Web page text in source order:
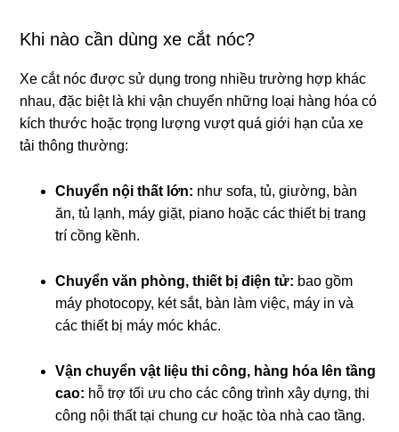
Khi nào cần dùng xe cắt nóc?
Xe cắt nóc được sử dụng trong nhiều trường hợp khác
nhau, đặc biệt là khi vận chuyển những loại hàng hóa có
kích thước hoặc trọng lượng vượt quá giới hạn của xe
tải thông thường:
Chuyển nội thất lớn: như sofa, tủ, giường, bàn
ăn, tủ lạnh, máy giặt, piano hoặc các thiết bị trang
trí cồng kềnh.
Chuyển văn phòng, thiết bị điện tử: bao gồm
máy photocopy, két sắt, bàn làm việc, máy in và
các thiết bị máy móc khác.
Vận chuyển vật liệu thi công, hàng hóa lên tầng
cao: hỗ trợ tối ưu cho các công trình xây dựng, thi
công nội thất tại chung cư hoặc tòa nhà cao tầng.